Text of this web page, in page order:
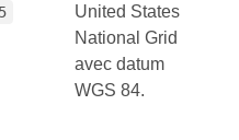
5
United States
National Grid
avec datum
WGS 84.